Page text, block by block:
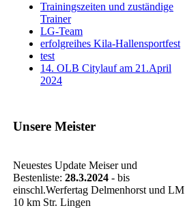
Trainingszeiten und zuständige
Trainer
LG-Team
erfolgreihes Kila-Hallensportfest
test
14. OLB Citylauf am 21.April
2024
Unsere Meister
Neuestes Update Meiser und
Bestenliste: 28.3.2024 - bis
einschl.Werfertag Delmenhorst und LM
10 km Str. Lingen